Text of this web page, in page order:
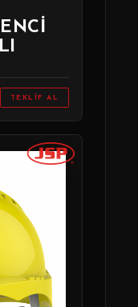
TEKLIF AL